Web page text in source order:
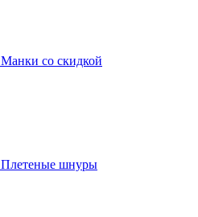
Манки со скидкой
Плетеные шнуры